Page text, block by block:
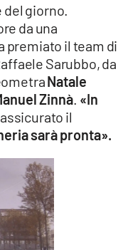
del giorno.
da una
premiato il team di
Sarubbo, da
Natale
Zinnà. «In
assicurato il
sarà pronta».